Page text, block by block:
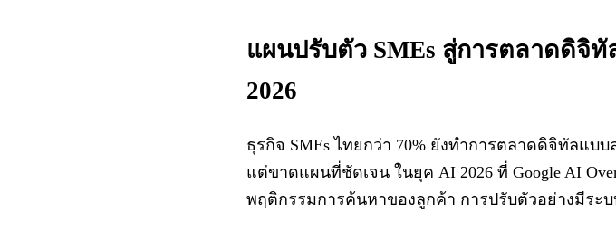
แผนปรับตัว SMEs สู่การตลาดดิจิทั
2026
ธุรกิจ SMEs ไทยกว่า 70% ยังทำการตลาดดิจิทัลแบ
แต่ขาดแผนที่ชัดเจน ในยุค AI 2026 ที่ Google AI
พฤติกรรมการค้นหาของลูกค้า การปรับตัวอย่างมีระ